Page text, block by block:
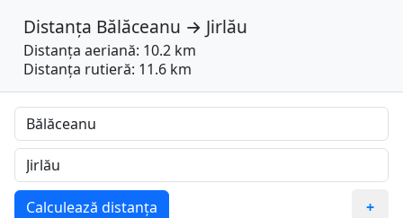
Distanța Bălăceanu → Jirlău
Distanța aeriană: 10.2 km
Distanța rutieră: 11.6 km
Calculează distanța +